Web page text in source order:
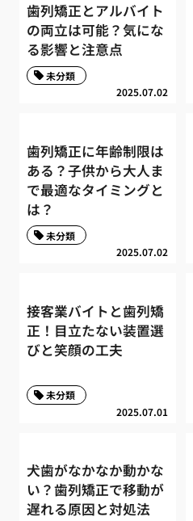
歯列矯正とアルバイト
の両立は可能？気にな
る影響と注意点
2025.07.02
未分類
歯列矯正に年齢制限は
ある？子供から大人ま
で最適なタイミングと
は？
2025.07.02
未分類
接客業バイトと歯列矯
正！目立たない装置選
びと笑顔の工夫
2025.07.01
未分類
犬歯がなかなか動かな
い？歯列矯正で移動が
遅れる原因と対処法